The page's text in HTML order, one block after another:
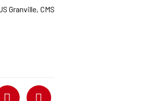
Granville, CMS